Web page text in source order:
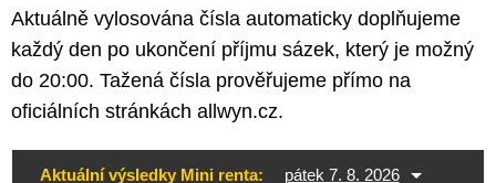
Aktuálně vylosována čísla automaticky doplňujeme
každý den po ukončení příjmu sázek, který je možný
do 20:00. Tažená čísla prověřujeme přímo na
oficiálních stránkách allwyn.cz.
Aktuální výsledky Mini renta: pátek 7. 8. 2026